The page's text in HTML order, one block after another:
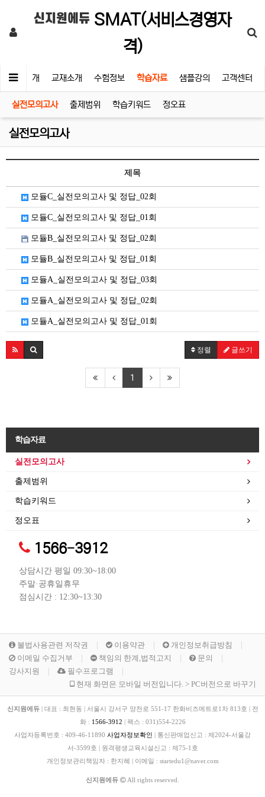
신지원에듀 SMAT(서비스경영자
격)
교수소개 교재소개 수험정보 학습자료 샘플강의 고객센터
실전모의고사 출제범위 학습키워드 정오표
실전모의고사
제목
모듈C_실전모의고사 및 정답_02회
모듈C_실전모의고사 및 정답_01회
모듈B_실전모의고사 및 정답_02회
모듈B_실전모의고사 및 정답_01회
모듈A_실전모의고사 및 정답_03회
모듈A_실전모의고사 및 정답_02회
모듈A_실전모의고사 및 정답_01회
정렬 글쓰기
1
학습자료
실전모의고사
출제범위
학습키워드
정오표
1566-3912
상담시간 평일 09:30~18:00
주말·공휴일휴무
점심시간 : 12:30~13:30
불법사용관련 저작권 이용약관
개인정보취급방침
이메일 수집거부
책임의 한계,법적고지
문의
강사지원
필수프로그램
현재 화면은 모바일 버전입니다. > PC버전으로 바꾸기
신지원에듀 |대표 : 최현동 |서울시 강서구 양천로 551-17 한화비즈메트로1차 813호 |전
화 : 1566-3912 |팩스 : 031)554-2226
사업자등록번호 : 409-46-11890 사업자정보확인 | 통신판매업신고 : 제2024-서울강
서-3599호 |원격평생교육시설신고 : 제75-1호
개인정보관리책임자 : 한지혜 |이메일 : startedu1@naver.com
신지원에듀 All rights reserved.